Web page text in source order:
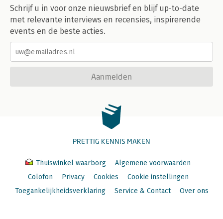
Schrijf u in voor onze nieuwsbrief en blijf up-to-date
met relevante interviews en recensies, inspirerende
events en de beste acties.
Aanmelden
PRETTIG KENNIS MAKEN
Thuiswinkel waarborg
Algemene voorwaarden
Colofon
Privacy Cookies
Cookie instellingen
Toegankelijkheidsverklaring
Service & Contact Over ons